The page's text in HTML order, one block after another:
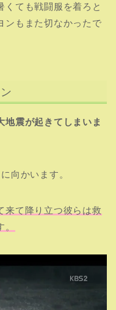
くても戦闘服を着ろと
ンもまた切なかったで
地震が起きてしまいま
向かいます。
来て降り立つ彼らは救